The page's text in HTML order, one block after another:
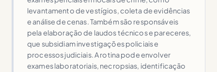
levantamento de vestígios, coleta de evidências
e análise de cenas. Também são responsáveis
pela elaboração de laudos técnicos e pareceres,
que subsidiam investigações policiais e
processos judiciais. A rotina pode envolver
exames laboratoriais, necropsias, identificação